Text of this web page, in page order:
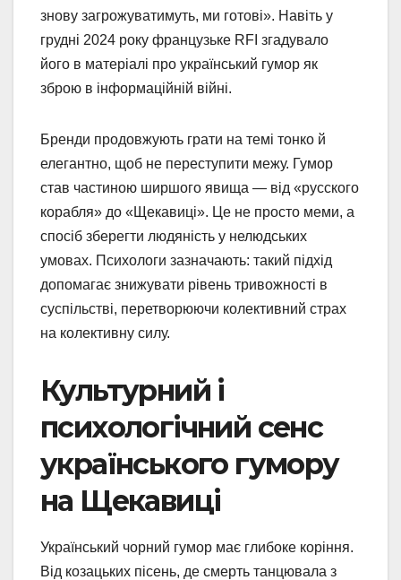
знову загрожуватимуть, ми готові». Навіть у
грудні 2024 року французьке RFI згадувало
його в матеріалі про український гумор як
зброю в інформаційній війні.
Бренди продовжують грати на темі тонко й
елегантно, щоб не переступити межу. Гумор
став частиною ширшого явища — від «русского
корабля» до «Щекавиці». Це не просто меми, а
спосіб зберегти людяність у нелюдських
умовах. Психологи зазначають: такий підхід
допомагає знижувати рівень тривожності в
суспільстві, перетворюючи колективний страх
на колективну силу.
Культурний і
психологічний сенс
українського гумору
на Щекавиці
Український чорний гумор має глибоке коріння.
Від козацьких пісень, де смерть танцювала з